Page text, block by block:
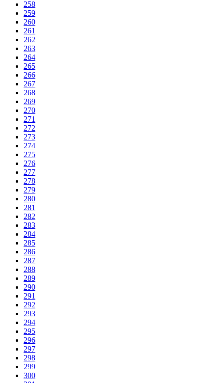
258
259
260
261
262
263
264
265
266
267
268
269
270
271
272
273
274
275
276
277
278
279
280
281
282
283
284
285
286
287
288
289
290
291
292
293
294
295
296
297
298
299
300